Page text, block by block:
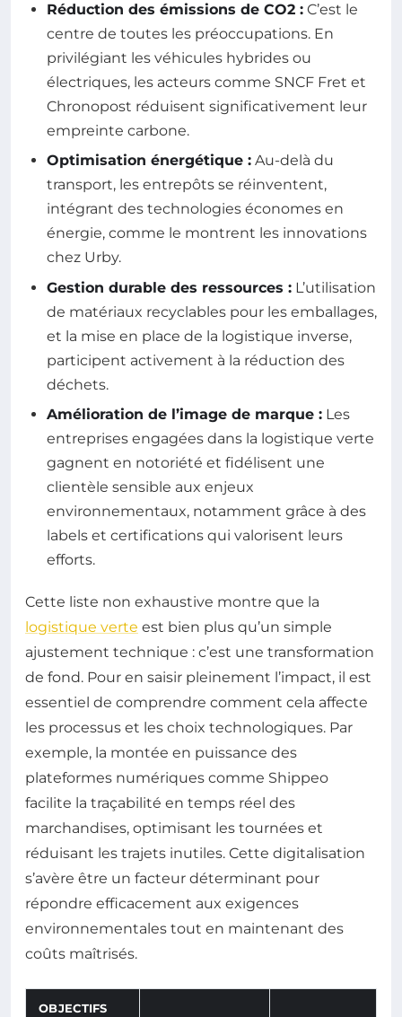
Réduction des émissions de CO2 : C’est le
centre de toutes les préoccupations. En
privilégiant les véhicules hybrides ou
électriques, les acteurs comme SNCF Fret et
Chronopost réduisent significativement leur
empreinte carbone.
Optimisation énergétique : Au-delà du
transport, les entrepôts se réinventent,
intégrant des technologies économes en
énergie, comme le montrent les innovations
chez Urby.
Gestion durable des ressources : L’utilisation
de matériaux recyclables pour les emballages,
et la mise en place de la logistique inverse,
participent activement à la réduction des
déchets.
Amélioration de l’image de marque : Les
entreprises engagées dans la logistique verte
gagnent en notoriété et fidélisent une
clientèle sensible aux enjeux
environnementaux, notamment grâce à des
labels et certifications qui valorisent leurs
efforts.
Cette liste non exhaustive montre que la
logistique verte est bien plus qu’un simple
ajustement technique : c’est une transformation
de fond. Pour en saisir pleinement l’impact, il est
essentiel de comprendre comment cela affecte
les processus et les choix technologiques. Par
exemple, la montée en puissance des
plateformes numériques comme Shippeo
facilite la traçabilité en temps réel des
marchandises, optimisant les tournées et
réduisant les trajets inutiles. Cette digitalisation
s’avère être un facteur déterminant pour
répondre efficacement aux exigences
environnementales tout en maintenant des
coûts maîtrisés.
OBJECTIFS